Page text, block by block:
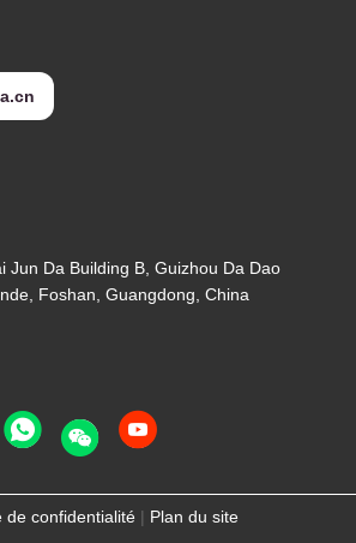
Jun Da Building B, Guizhou Da Dao
Foshan, Guangdong, China
de confidentialité| Plan du site